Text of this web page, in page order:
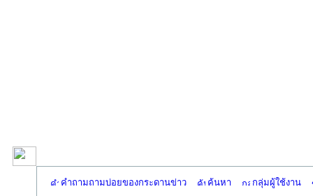
คำถามถามบ่อยของกระดานข่าว ค้นหา กลุ่มผู้ใช้งาน